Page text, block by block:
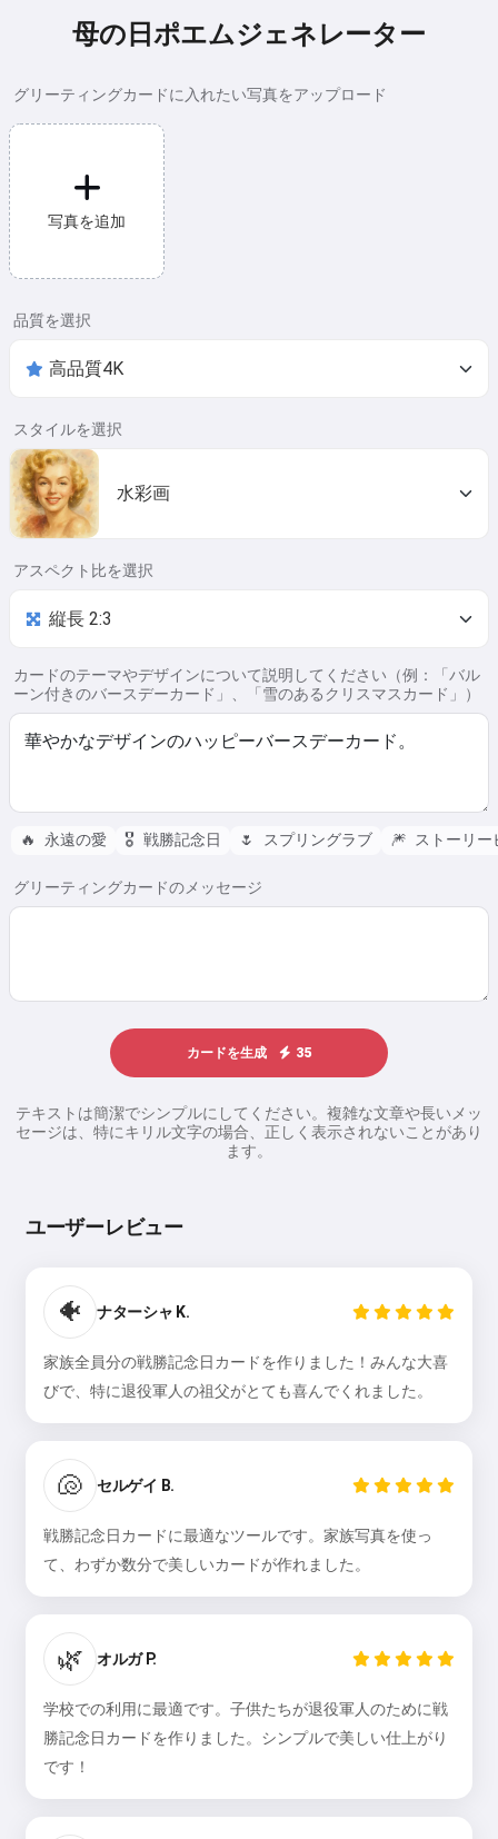
母の日ポエムジェネレーター
グリーティングカードに入れたい写真をアップロード
写真を追加
品質を選択
スタイルを選択
水彩画
アスペクト比を選択
カードのテーマやデザインについて説明してください（例：「バル
ーン付きのバースデーカード」、「雪のあるクリスマスカード」）
🔥 永遠の愛 🎖️ 戦勝記念日 🌷 スプリングラブ 🎆 ストーリー
グリーティングカードのメッセージ
カードを生成 35
テキストは簡潔でシンプルにしてください。複雑な文章や長いメッ
セージは、特にキリル文字の場合、正しく表示されないことがあり
ます。
ユーザーレビュー
🐠 ナターシャ K.
家族全員分の戦勝記念日カードを作りました！みんな大喜
びで、特に退役軍人の祖父がとても喜んでくれました。
🐚 セルゲイ B.
戦勝記念日カードに最適なツールです。家族写真を使っ
て、わずか数分で美しいカードが作れました。
🌿 オルガ P.
学校での利用に最適です。子供たちが退役軍人のために戦
勝記念日カードを作りました。シンプルで美しい仕上がり
です！